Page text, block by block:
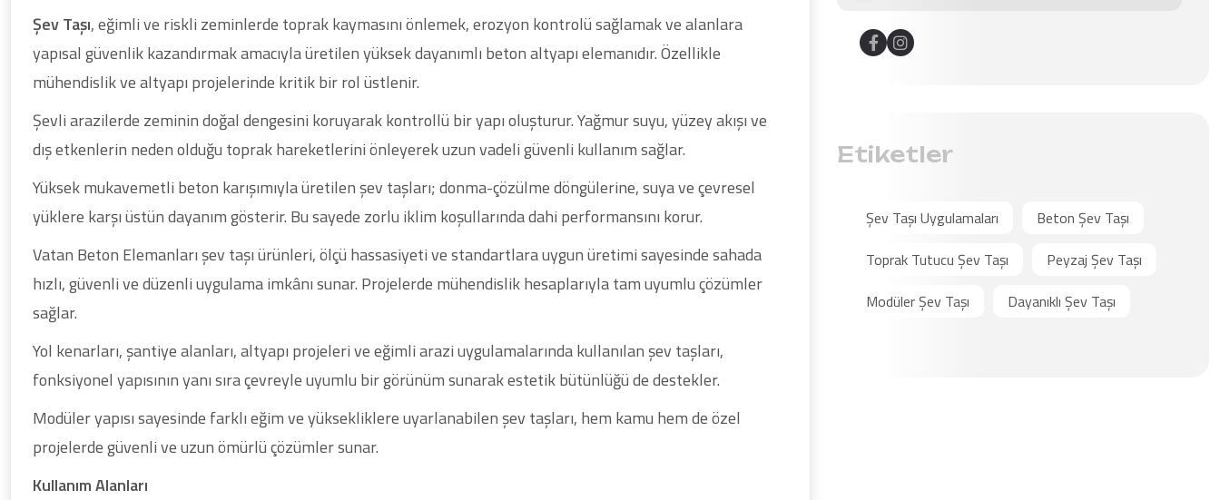
Şev Taşı, eğimli ve riskli zeminlerde toprak kaymasını önlemek, erozyon kontrolü sağlamak ve alanlara
yapısal güvenlik kazandırmak amacıyla üretilen yüksek dayanımlı beton altyapı elemanıdır. Özellikle
mühendislik ve altyapı projelerinde kritik bir rol üstlenir.
Şevli arazilerde zeminin doğal dengesini koruyarak kontrollü bir yapı oluşturur. Yağmur suyu, yüzey akışı ve
dış etkenlerin neden olduğu toprak hareketlerini önleyerek uzun vadeli güvenli kullanım sağlar.
Yüksek mukavemetli beton karışımıyla üretilen şev taşları; donma-çözülme döngülerine, suya ve çevresel
yüklere karşı üstün dayanım gösterir. Bu sayede zorlu iklim koşullarında dahi performansını korur.
Vatan Beton Elemanları şev taşı ürünleri, ölçü hassasiyeti ve standartlara uygun üretimi sayesinde sahada
hızlı, güvenli ve düzenli uygulama imkânı sunar. Projelerde mühendislik hesaplarıyla tam uyumlu çözümler
sağlar.
Yol kenarları, şantiye alanları, altyapı projeleri ve eğimli arazi uygulamalarında kullanılan şev taşları,
fonksiyonel yapısının yanı sıra çevreyle uyumlu bir görünüm sunarak estetik bütünlüğü de destekler.
Modüler yapısı sayesinde farklı eğim ve yüksekliklere uyarlanabilen şev taşları, hem kamu hem de özel
projelerde güvenli ve uzun ömürlü çözümler sunar.
Kullanım Alanları
Etiketler
Şev Taşı Uygulamaları
Beton Şev Taşı
Toprak Tutucu Şev Taşı
Peyzaj Şev Taşı
Modüler Şev Taşı
Dayanıklı Şev Taşı